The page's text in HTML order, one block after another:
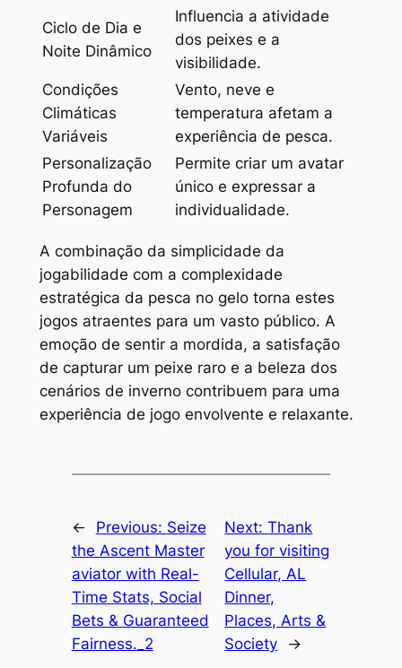
Ciclo de Dia e
Noite Dinâmico
Influencia a atividade
dos peixes e a
visibilidade.
Condições
Climáticas
Variáveis
Vento, neve e
temperatura afetam a
experiência de pesca.
Personalização
Profunda do
Personagem
Permite criar um avatar
único e expressar a
individualidade.
A combinação da simplicidade da
jogabilidade com a complexidade
estratégica da pesca no gelo torna estes
jogos atraentes para um vasto público. A
emoção de sentir a mordida, a satisfação
de capturar um peixe raro e a beleza dos
cenários de inverno contribuem para uma
experiência de jogo envolvente e relaxante.
← Previous: Seize
the Ascent Master
aviator with Real-
Time Stats, Social
Bets & Guaranteed
Fairness._2
Next:Thank
you for visiting
Cellular, AL
Dinner,
Places, Arts &
Society
→